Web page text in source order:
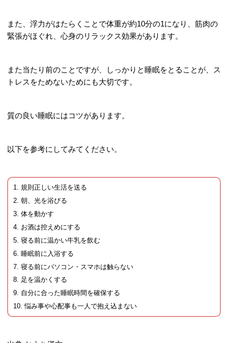
また、浮力がはたらくことで体重が約10分の1になり、筋肉の
緊張がほぐれ、心身のリラックス効果があります。
また当たり前のことですが、しっかりと睡眠をとることが、ス
トレスをためないためにも大切です。
質の良い睡眠にはコツがあります。
以下を参考にしてみてください。
規則正しい生活を送る
朝、光を浴びる
体を動かす
お酒は控えめにする
寝る前に温かい牛乳を飲む
睡眠前に入浴する
寝る前にパソコン・スマホは触らない
足を温かくする
自分に合った睡眠時間を確保する
悩み事や心配事も一人で抱え込まない